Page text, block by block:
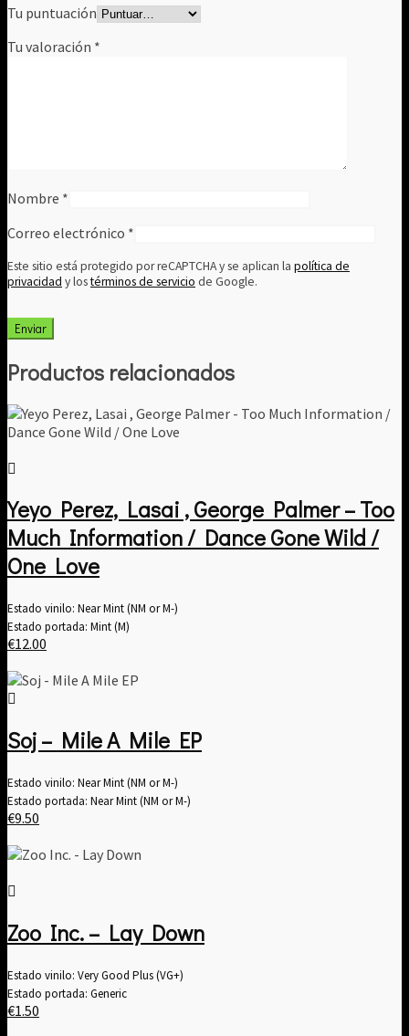
Tu puntuación
Tu valoración *
Nombre *
Correo electrónico *
Este sitio está protegido por reCAPTCHA y se aplican la política de
privacidad y lostérminos de servicio de Google.
Productos relacionados
Yeyo Perez, Lasai , George Palmer – Too
Much Information / Dance Gone Wild /
One Love
Estado vinilo: Near Mint (NM or M-)
Estado portada: Mint (M)
€12.00
Soj – Mile A Mile EP
Estado vinilo: Near Mint (NM or M-)
Estado portada: Near Mint (NM or M-)
€9.50
Zoo Inc. – Lay Down
Estado vinilo: Very Good Plus (VG+)
Estado portada: Generic
€1.50